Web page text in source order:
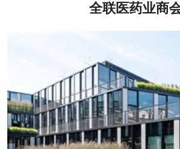
全联医药业商